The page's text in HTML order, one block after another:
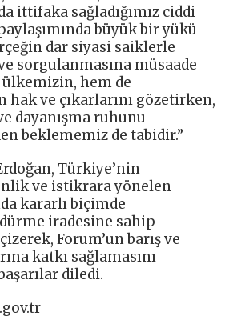
ittifaka sağladığımız ciddi
büyük bir yükü
dar siyasi saiklerle
sorgulanmasına müsaade
hem de
ve çıkarlarını gözetirken,
dayanışma ruhunu
beklememiz de tabidir.”
Türkiye’nin
ve istikrara yönelen
kararlı biçimde
iradesine sahip
Forum’un barış ve
katkı sağlamasını
diledi.